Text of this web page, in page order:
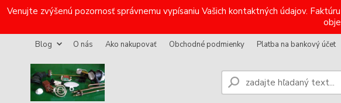
Venujte zvýšenú pozornosť správnemu vypísaniu Vašich kontaktných údajov.
Blog O nás Ako nakupovať Obchodné podmienky Platba na bankový účet